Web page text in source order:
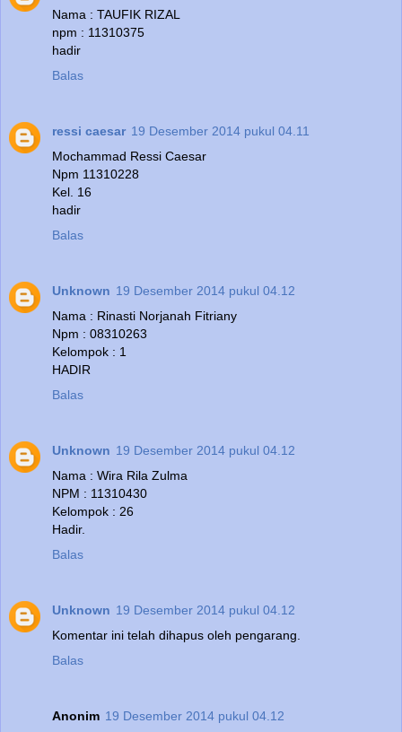
Nama : TAUFIK RIZAL
npm : 11310375
hadir
Balas
ressi caesar 19 Desember 2014 pukul 04.11
Mochammad Ressi Caesar
Npm 11310228
Kel. 16
hadir
Balas
Unknown 19 Desember 2014 pukul 04.12
Nama : Rinasti Norjanah Fitriany
Npm : 08310263
Kelompok : 1
HADIR
Balas
Unknown 19 Desember 2014 pukul 04.12
Nama : Wira Rila Zulma
NPM : 11310430
Kelompok : 26
Hadir.
Balas
Unknown 19 Desember 2014 pukul 04.12
Komentar ini telah dihapus oleh pengarang.
Balas
Anonim 19 Desember 2014 pukul 04.12